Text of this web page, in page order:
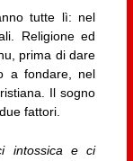
tutte lì: nel
Religione ed
prima di dare
a fondare, nel
Il sogno
fattori.
intossica e ci